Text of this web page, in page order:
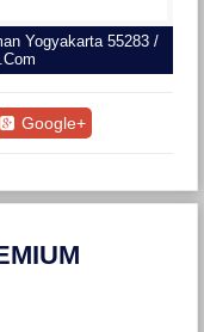
Yogyakarta 55283 /
Google+